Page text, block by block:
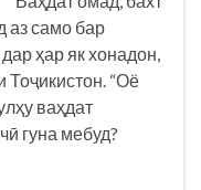
аз само бар
ҳар як хонадон,
“Оё
ваҳдат
гуна мебуд?